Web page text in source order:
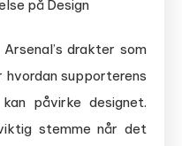
på Design
drakter som
hvordan supporterens
påvirke designet.
stemme når det